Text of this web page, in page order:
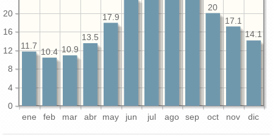
ene feb mar abr may jun jul ago sep oct nov dic
0
4
8
12
16
20
14.1
17.1
20
17.9
13.5
10.9
10.4
11.7